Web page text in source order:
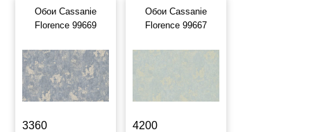
Обои Cassanie
Florence 99669
3360
Обои Cassanie
Florence 99667
4200